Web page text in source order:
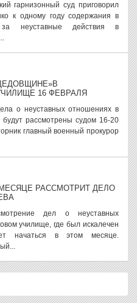
гарнизонный суд приговорил
к одному году содержания в
за неуставные действия в
16 ФЕВРАЛЯ
о неуставных отношениях в
рассмотрены судом 16-20
главный военный прокурор
РАССМОТРИТ ДЕЛО
дел о неуставных
училище, где был искалечен
начаться в этом месяце.